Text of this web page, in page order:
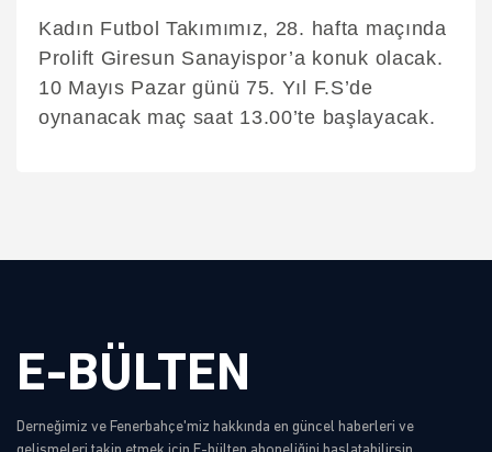
Kadın Futbol Takımımız, 28. hafta maçında
Prolift Giresun Sanayispor’a konuk olacak.
10 Mayıs Pazar günü 75. Yıl F.S’de
oynanacak maç saat 13.00’te başlayacak.
E-BÜLTEN
Derneğimiz ve Fenerbahçe'miz hakkında en güncel haberleri ve